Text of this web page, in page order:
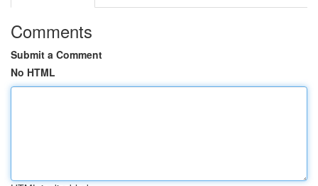
Comments
Submit a Comment
No HTML